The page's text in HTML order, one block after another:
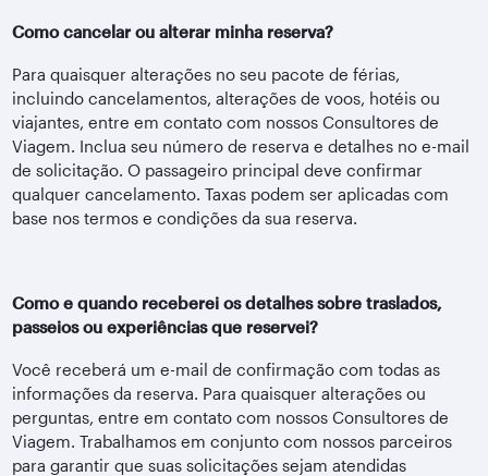
Como cancelar ou alterar minha reserva?
Para quaisquer alterações no seu pacote de férias,
incluindo cancelamentos, alterações de voos, hotéis ou
viajantes, entre em contato com nossos Consultores de
Viagem. Inclua seu número de reserva e detalhes no e-mail
de solicitação. O passageiro principal deve confirmar
qualquer cancelamento. Taxas podem ser aplicadas com
base nos termos e condições da sua reserva.
Como e quando receberei os detalhes sobre traslados,
passeios ou experiências que reservei?
Você receberá um e-mail de confirmação com todas as
informações da reserva. Para quaisquer alterações ou
perguntas, entre em contato com nossos Consultores de
Viagem. Trabalhamos em conjunto com nossos parceiros
para garantir que suas solicitações sejam atendidas